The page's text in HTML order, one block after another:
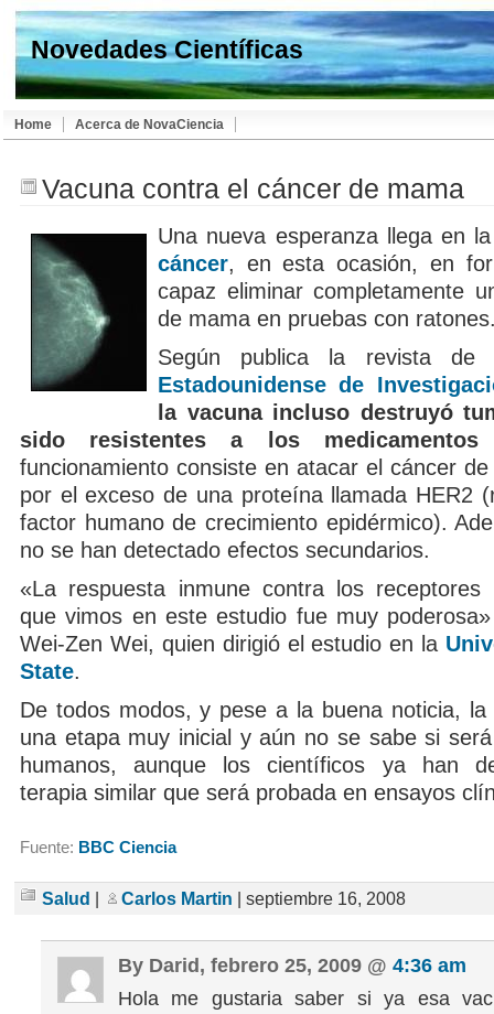
Novedades Científicas
Home Acerca de NovaCiencia
Vacuna contra el cáncer de mama
Una nueva esperanza llega en
cáncer, en esta ocasión, en
capaz eliminar completamente
de mama en pruebas con
Según publica la revista
Estadounidense de
la vacuna incluso destruyó
sido resistentes a los medicamentos
funcionamiento consiste en atacar el cáncer
por el exceso de una proteína llamada HER2
factor humano de crecimiento epidérmico).
no se han detectado efectos secundarios.
«La respuesta inmune contra los receptores
que vimos en este estudio fue muy
Wei-Zen Wei, quien dirigió el estudio en la
State.
De todos modos, y pese a la buena noticia, la
una etapa muy inicial y aún no se sabe si
humanos, aunque los científicos ya han
terapia similar que será probada en ensayos
Fuente: BBC Ciencia
Salud Carlos Martin | septiembre 16, 2008
By Darid, febrero 25, 2009 @ 4:36 am
Hola me gustaria saber si ya esa